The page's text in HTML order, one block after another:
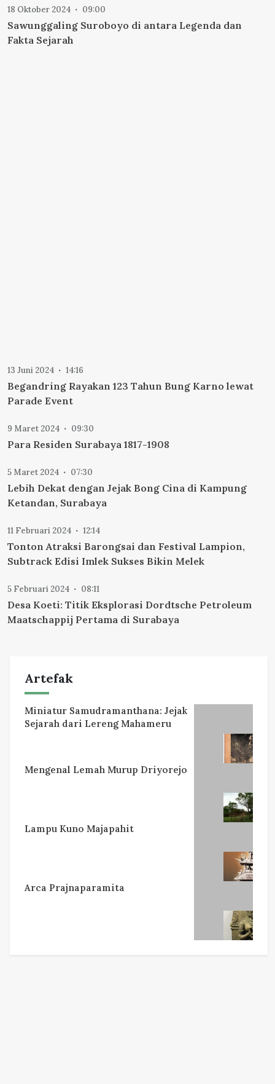
18 Oktober 2024 09:00
Sawunggaling Suroboyo di antara Legenda dan
Fakta Sejarah
13 Juni 2024 14:16
Begandring Rayakan 123 Tahun Bung Karno lewat
Parade Event
9 Maret 2024 09:30
Para Residen Surabaya 1817-1908
5 Maret 2024 07:30
Lebih Dekat dengan Jejak Bong Cina di Kampung
Ketandan, Surabaya
11 Februari 2024 12:14
Tonton Atraksi Barongsai dan Festival Lampion,
Subtrack Edisi Imlek Sukses Bikin Melek
5 Februari 2024 08:11
Desa Koeti: Titik Eksplorasi Dordtsche Petroleum
Maatschappij Pertama di Surabaya
Artefak
Miniatur Samudramanthana: Jejak
Sejarah dari Lereng Mahameru
Mengenal Lemah Murup Driyorejo
Lampu Kuno Majapahit
Arca Prajnaparamita